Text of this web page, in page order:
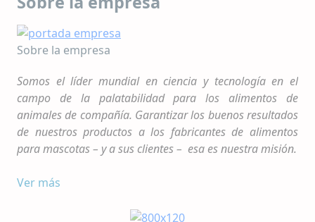
Sobre la empresa
Somos el líder mundial en ciencia y tecnología en el
campo de la palatabilidad para los alimentos de
animales de compañía. Garantizar los buenos resultados
de nuestros productos a los fabricantes de alimentos
para mascotas – y a sus clientes – esa es nuestra misión.
En la industria de alimentos para mascotas a nivel
la palatabilidad es un factor fundamental. AFB se
Ver más